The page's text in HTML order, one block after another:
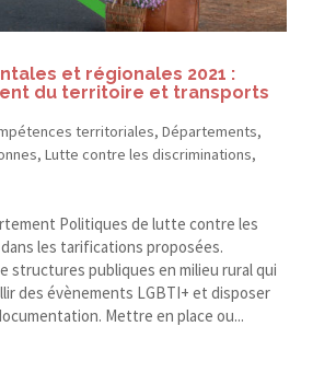
et régionales 2021 :
du territoire et transports
territoriales, Départements,
, Lutte contre les discriminations,
Politiques de lutte contre les
les tarifications proposées.
structures publiques en milieu rural qui
des évènements LGBTI+ et disposer
Mettre en place ou...